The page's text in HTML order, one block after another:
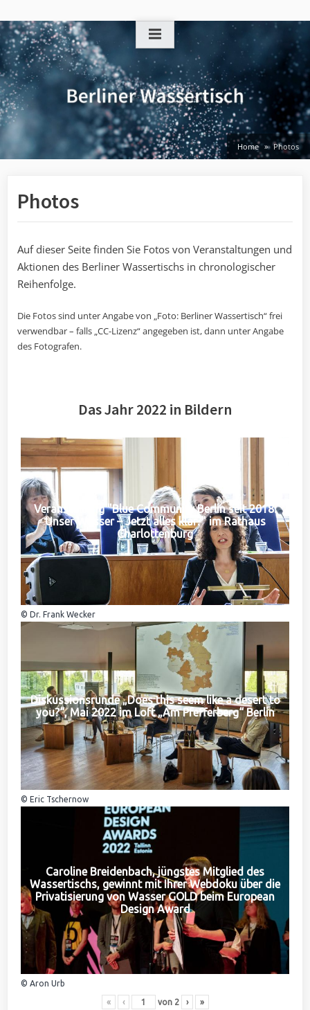
to
content
Home Photos
Photos
Auf dieser Seite finden Sie Fotos von Veranstaltungen und
Aktionen des Berliner Wassertischs in chronologischer
Reihenfolge.
Die Fotos sind unter Angabe von „Foto: Berliner Wassertisch“ frei
verwendbar – falls „CC-Lizenz“ angegeben ist, dann unter Angabe
des Fotografen.
Das Jahr 2022 in Bildern
Veranstaltung "Blue Community Berlin seit 2018:
Unser Wasser – Jetzt alles klar?" im Rathaus
Charlottenburg
© Dr. Frank Wecker
Diskussionsrunde „Does this seem like a desert to
you?“, Mai 2022 im Loft „Am Pfefferberg“ Berlin
© Eric Tschernow
Caroline Breidenbach, jüngstes Mitglied des
Wassertischs, gewinnt mit Ihrer Webdoku über die
Privatisierung von Wasser GOLD beim European
Design Award
© Aron Urb
« ‹ von 2 › »